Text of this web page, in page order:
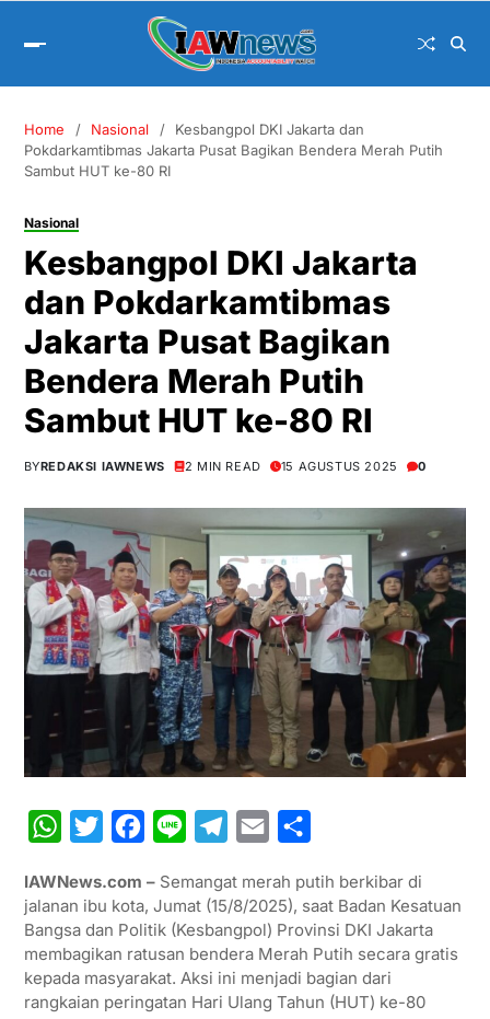
Home Nasional
Kesbangpol DKI Jakarta dan
Pokdarkamtibmas Jakarta Pusat Bagikan Bendera Merah Putih
Sambut HUT ke-80 RI
Nasional
Kesbangpol DKI Jakarta
dan Pokdarkamtibmas
Jakarta Pusat Bagikan
Bendera Merah Putih
Sambut HUT ke-80 RI
BYREDAKSI IAWNEWS 2 MIN READ 15 AGUSTUS 2025 0
W
a
t
s
A
i
t
t
e
c
e
b
o
n
e
l
e
g
r
a
i
l
a
r
e
IAWNews.com –Semangat merah putih berkibar di
jalanan ibu kota, Jumat (15/8/2025), saat Badan Kesatuan
Bangsa dan Politik (Kesbangpol) Provinsi DKI Jakarta
membagikan ratusan bendera Merah Putih secara gratis
kepada masyarakat. Aksi ini menjadi bagian dari
rangkaian peringatan Hari Ulang Tahun (HUT) ke-80